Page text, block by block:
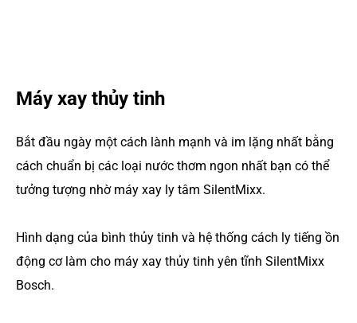
Máy xay thủy tinh
Bắt đầu ngày một cách lành mạnh và im lặng nhất bằng
cách chuẩn bị các loại nước thơm ngon nhất bạn có thể
tưởng tượng nhờ máy xay ly tâm SilentMixx.
Hình dạng của bình thủy tinh và hệ thống cách ly tiếng ồn
động cơ làm cho máy xay thủy tinh yên tĩnh SilentMixx
Bosch.